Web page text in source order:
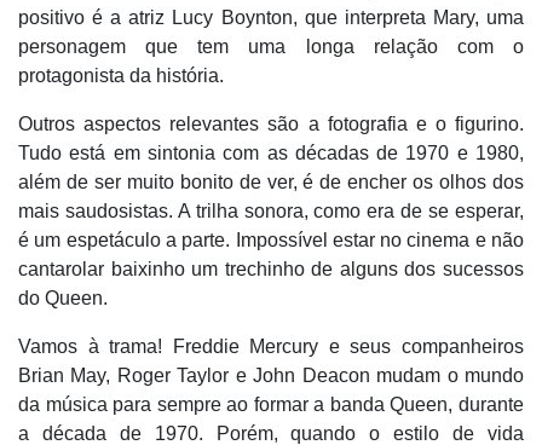
positivo é a atriz Lucy Boynton, que interpreta Mary, uma
personagem que tem uma longa relação com o
protagonista da história.
Outros aspectos relevantes são a fotografia e o figurino.
Tudo está em sintonia com as décadas de 1970 e 1980,
além de ser muito bonito de ver, é de encher os olhos dos
mais saudosistas. A trilha sonora, como era de se esperar,
é um espetáculo a parte. Impossível estar no cinema e não
cantarolar baixinho um trechinho de alguns dos sucessos
do Queen.
Vamos à trama! Freddie Mercury e seus companheiros
Brian May, Roger Taylor e John Deacon mudam o mundo
da música para sempre ao formar a banda Queen, durante
a década de 1970. Porém, quando o estilo de vida